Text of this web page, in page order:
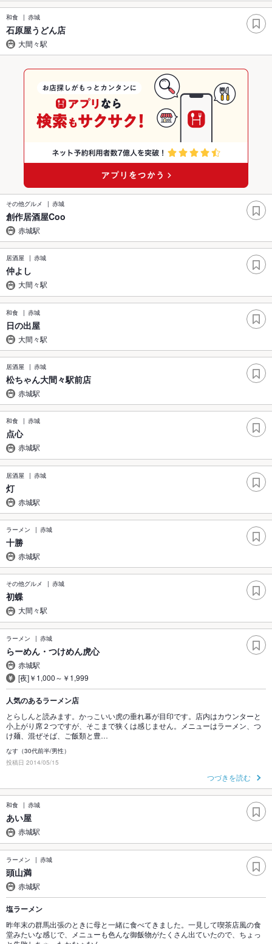
和食 赤城
石原屋うどん店
大間々駅
その他グルメ 赤城
創作居酒屋Coo
赤城駅
居酒屋 赤城
仲よし
大間々駅
和食 赤城
日の出屋
大間々駅
居酒屋 赤城
松ちゃん大間々駅前店
赤城駅
和食 赤城
点心
赤城駅
居酒屋 赤城
灯
赤城駅
ラーメン 赤城
十勝
赤城駅
その他グルメ 赤城
初蝶
大間々駅
ラーメン 赤城
らーめん・つけめん虎心
赤城駅
[夜]￥1,000～￥1,999
人気のあるラーメン店
とらしんと読みます。かっこいい虎の垂れ幕が目印です。店内はカウンターと
小上がり席２つですが、そこまで狭くは感じません。メニューはラーメン、つ
け麺、混ぜそば、ご飯類と豊…
なす（30代前半/男性）
投稿日 2014/05/15
つづきを読む
和食 赤城
あい屋
赤城駅
ラーメン 赤城
頭山満
赤城駅
塩ラーメン
昨年末の群馬出張のときに母と一緒に食べてきました。一見して喫茶店風の食
堂みたいな感じで、メニューも色んな御飯物がたくさん出ていたので、ちょっ